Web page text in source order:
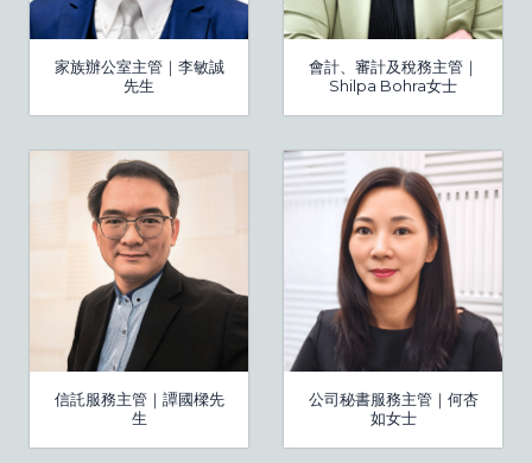
家族辦公室主管｜李敏誠
先生
會計、審計及稅務主管｜
Shilpa Bohra女士
信託服務主管｜譚國樑先
生
公司秘書服務主管｜何杏
如女士